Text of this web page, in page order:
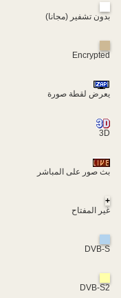
بدون تشفير (مجانا)
Encrypted
يعرض لقطة صورة
3D
بث صور على المباشر
+
غير المفتاح
DVB-S
DVB-S2